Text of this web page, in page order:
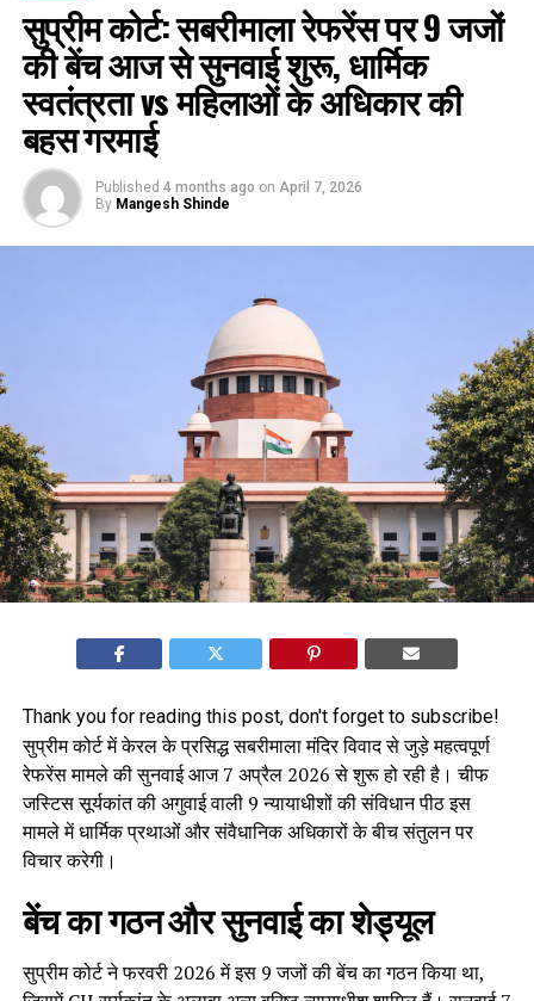
सुप्रीम कोर्ट: सबरीमाला रेफरेंस पर 9 जजों
की बेंच आज से सुनवाई शुरू, धार्मिक
स्वतंत्रता vs महिलाओं के अधिकार की
बहस गरमाई
Published 4 months ago on April 7, 2026
By Mangesh Shinde
Thank you for reading this post, don't forget to subscribe!
सुप्रीम कोर्ट में केरल के प्रसिद्ध सबरीमाला मंदिर विवाद से जुड़े महत्वपूर्ण
रेफरेंस मामले की सुनवाई आज 7 अप्रैल 2026 से शुरू हो रही है। चीफ
जस्टिस सूर्यकांत की अगुवाई वाली 9 न्यायाधीशों की संविधान पीठ इस
मामले में धार्मिक प्रथाओं और संवैधानिक अधिकारों के बीच संतुलन पर
विचार करेगी।
बेंच का गठन और सुनवाई का शेड्यूल
सुप्रीम कोर्ट ने फरवरी 2026 में इस 9 जजों की बेंच का गठन किया था,